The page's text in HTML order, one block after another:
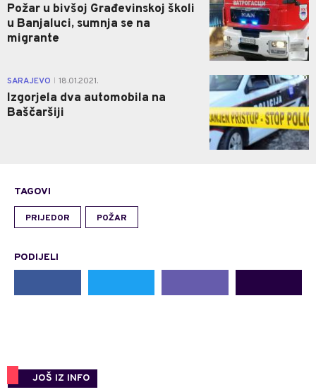
Požar u bivšoj Građevinskoj školi
u Banjaluci, sumnja se na
migrante
SARAJEVO 18.01.2021.
Izgorjela dva automobila na
Baščaršiji
0
TAGOVI
PRIJEDOR POŽAR
PODIJELI
JOŠ IZ INFO